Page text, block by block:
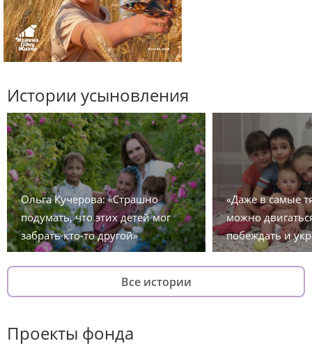
Истории усыновления
Ольга Кучерова: «Страшно
подумать, что этих детей мог
забрать кто-то другой»
«Даже в самые
можно
побеждать и
Все истории
Проекты фонда